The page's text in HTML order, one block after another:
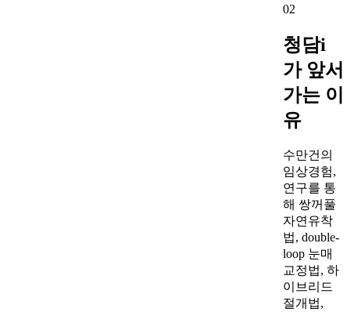
02
청담i
가 앞서
가는 이
유
수만건의
임상경험,
연구를 통
해 쌍꺼풀
자연유착
법, double-
loop 눈매
교정법, 하
이브리드
절개법,